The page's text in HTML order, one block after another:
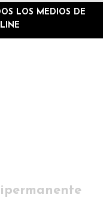
LOS MEDIOS DE